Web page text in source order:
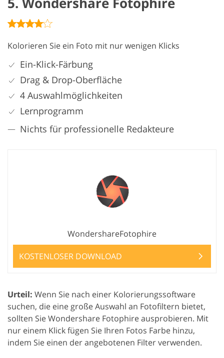
Kolorieren Sie ein Foto mit nur wenigen Klicks
Ein-Klick-Färbung
Drag & Drop-Oberfläche
4 Auswahlmöglichkeiten
Lernprogramm
Nichts für professionelle Redakteure
WondershareFotophire
KOSTENLOSER DOWNLOAD
Urteil: Wenn Sie nach einer Kolorierungssoftware
suchen, die eine große Auswahl an Fotofiltern bietet,
sollten Sie Wondershare Fotophire ausprobieren. Mit
nur einem Klick fügen Sie Ihren Fotos Farbe hinzu,
indem Sie einen der angebotenen Filter verwenden.